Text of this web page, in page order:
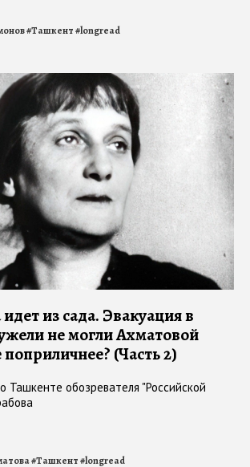
#Ташкент#longread
из сада. Эвакуация в
не могли Ахматовой
(Часть 2)
Ташкенте обозревателя "Российской
#Ташкент#longread